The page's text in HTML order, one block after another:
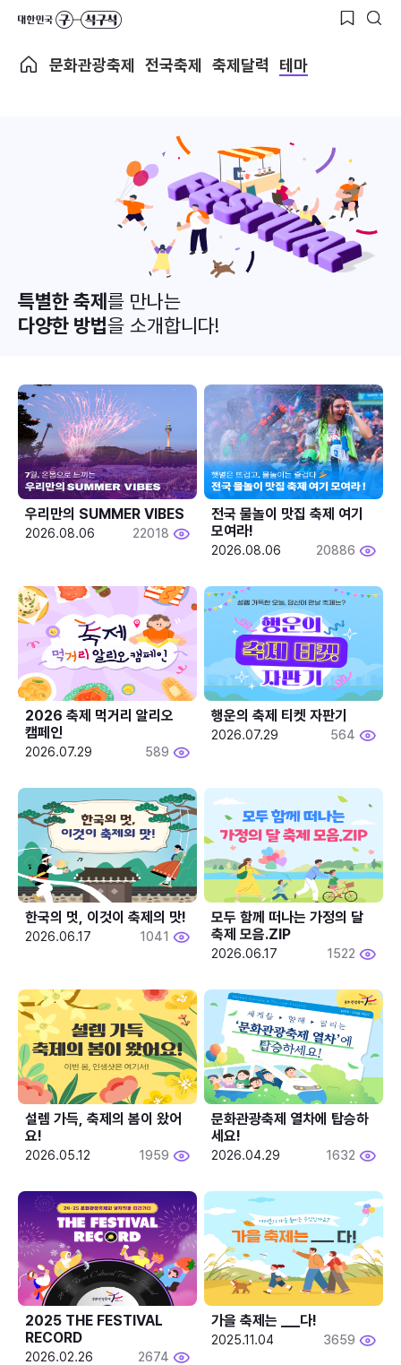
문화관광축제 전국축제 축제달력 테마
특별한 축제를 만나는
다양한 방법을 소개합니다!
우리만의 SUMMER VIBES
2026.08.06 22018
전국 물놀이 맛집 축제 여기
모여라!
2026.08.06 20886
2026 축제 먹거리 알리오
캠페인
2026.07.29 589
행운의 축제 티켓 자판기
2026.07.29 564
한국의 멋, 이것이 축제의 맛!
2026.06.17 1041
모두 함께 떠나는 가정의 달
축제 모음.ZIP
2026.06.17 1522
설렘 가득, 축제의 봄이 왔어
요!
2026.05.12 1959
문화관광축제 열차에 탑승하
세요!
2026.04.29 1632
2025 THE FESTIVAL
RECORD
2026.02.26 2674
2025.11.04 3659